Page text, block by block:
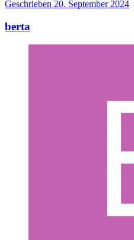
Geschrieben 20. September 2024
berta